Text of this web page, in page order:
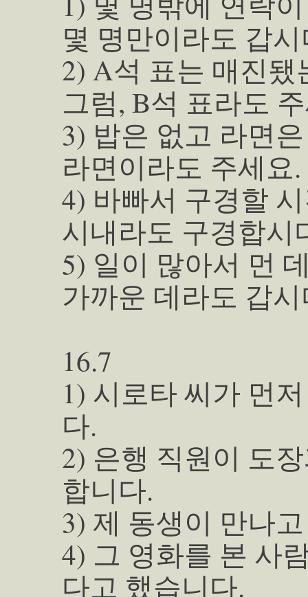
몇 명만이라도 갑
2) A석 표는 매진됐
그럼, B석 표라도
3) 밥은 없고 라면
라면이라도 주세요.
4) 바빠서 구경할
시내라도 구경합시
5) 일이 많아서 먼
가까운 데라도 갑
16.7
1) 시로타 씨가 먼
다.
2) 은행 직원이 도
합니다.
3) 제 동생이 만나
4) 그 영화를 본 사
다고 했습니다.